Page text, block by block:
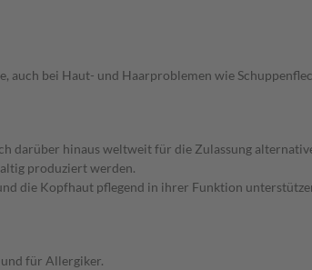
bei Haut- und Haarproblemen wie
darüber hinaus weltweit für die Zulassung
produziert werden.
die Kopfhaut pflegend in ihrer Funktion
für Allergiker.